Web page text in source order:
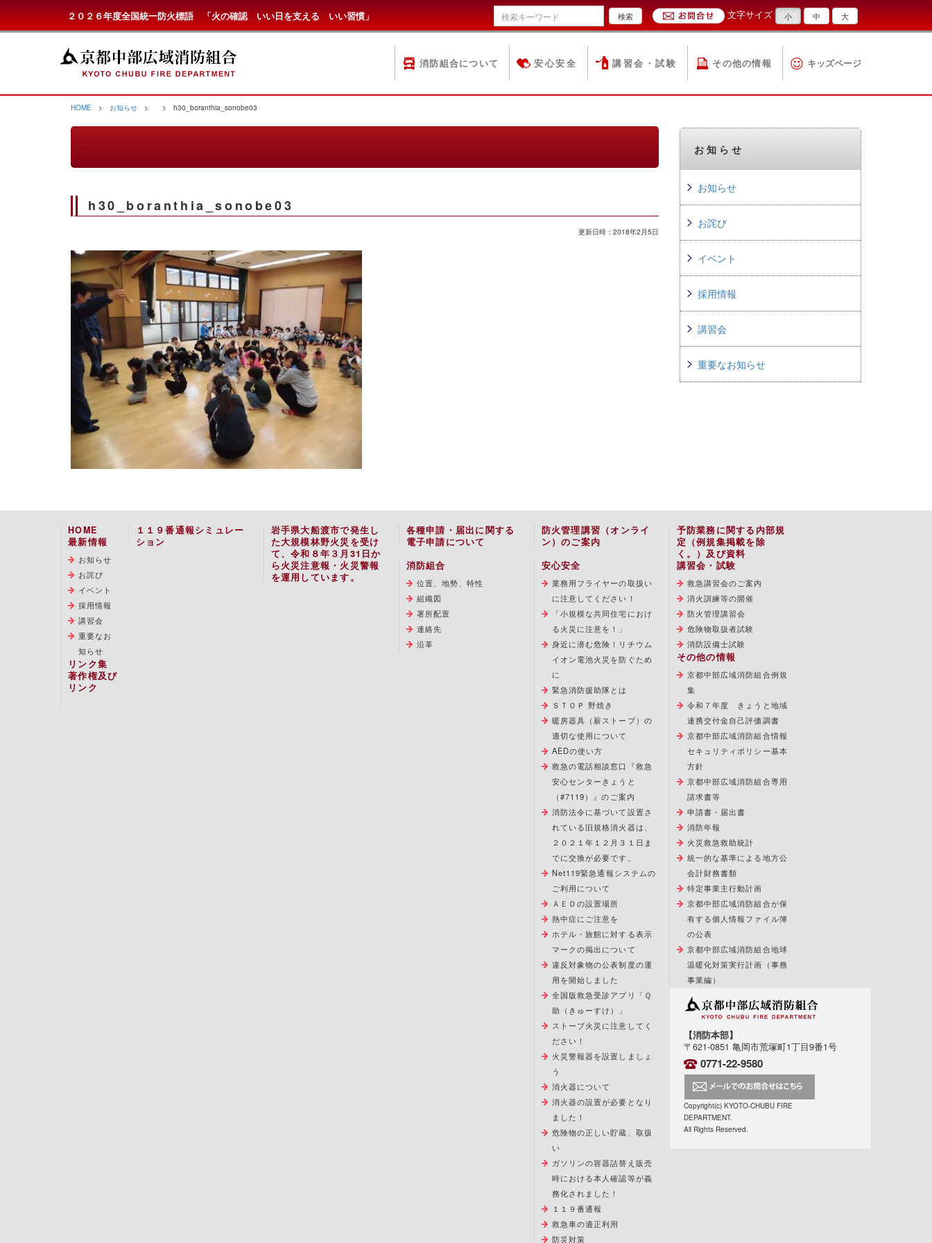
２０２６年度全国統一防火標語 「火の確認 いい日を支える いい習慣」 文字サイズ 小 中 大
検索
消防組合について 安心安全 講習会・試験 その他の情報 キッズページ
HOME > お知らせ > > h30_boranthia_sonobe03
h30_boranthia_sonobe03
更新日時：2018年2月5日
お知らせ
お知らせ
お詫び
イベント
採用情報
講習会
重要なお知らせ
HOME
最新情報
お知らせ
お詫び
イベント
採用情報
講習会
重要なお
知らせ
リンク集
著作権及び
リンク
１１９番通報シミュレー
ション
岩手県大船渡市で発生し
た大規模林野火災を受け
て、令和８年３月31日か
ら火災注意報・火災警報
を運用しています。
各種申請・届出に関する
電子申請について
防火管理講習（オンライ
ン）のご案内
予防業務に関する内部規
定（例規集掲載を除
く。）及び資料
消防組合
位置、地勢、特性
組織図
署所配置
連絡先
沿革
安心安全
業務用フライヤーの取扱い
に注意してください！
「小規模な共同住宅におけ
る火災に注意を！」
身近に潜む危険！リチウム
イオン電池火災を防ぐため
に
緊急消防援助隊とは
ＳＴＯＰ 野焼き
暖房器具（薪ストーブ）の
適切な使用について
AEDの使い方
救急の電話相談窓口『救急
安心センターきょうと
（#7119）』のご案内
消防法令に基づいて設置さ
れている旧規格消火器は、
２０２１年１２月３１日ま
でに交換が必要です。
Net119緊急通報システムの
ご利用について
ＡＥＤの設置場所
熱中症にご注意を
ホテル・旅館に対する表示
マークの掲出について
違反対象物の公表制度の運
用を開始しました
全国版救急受診アプリ「Ｑ
助（きゅーすけ）」
ストーブ火災に注意してく
ださい！
火災警報器を設置しましょ
う
消火器について
消火器の設置が必要となり
ました！
危険物の正しい貯蔵、取扱
い
ガソリンの容器詰替え販売
時における本人確認等が義
務化されました！
１１９番通報
救急車の適正利用
防災対策
講習会・試験
救急講習会のご案内
消火訓練等の開催
防火管理講習会
危険物取扱者試験
消防設備士試験
その他の情報
京都中部広域消防組合例規
集
令和７年度 きょうと地域
連携交付金自己評価調書
京都中部広域消防組合情報
セキュリティポリシー基本
方針
京都中部広域消防組合専用
請求書等
申請書・届出書
消防年報
火災救急救助統計
統一的な基準による地方公
会計財務書類
特定事業主行動計画
京都中部広域消防組合が保
有する個人情報ファイル簿
の公表
京都中部広域消防組合地球
温暖化対策実行計画（事務
事業編）
【消防本部】
〒621-0851 亀岡市荒塚町1丁目9番1号
0771-22-9580
Copyright(c) KYOTO-CHUBU FIRE
DEPARTMENT.
All Rights Reserved.